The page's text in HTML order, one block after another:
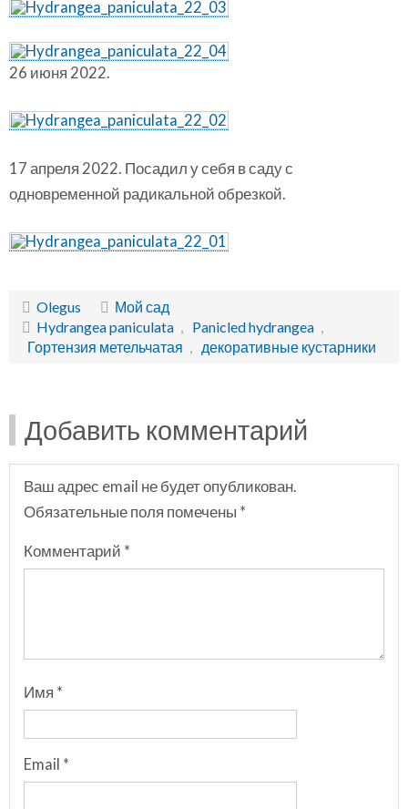
26 июня 2022.
17 апреля 2022. Посадил у себя в саду с
одновременной радикальной обрезкой.
Olegus
Мой сад
Hydrangea paniculata , Panicled hydrangea ,
Гортензия метельчатая , декоративные кустарники
Добавить комментарий
Ваш адрес email не будет опубликован.
Обязательные поля помечены *
Комментарий *
Имя *
Email *